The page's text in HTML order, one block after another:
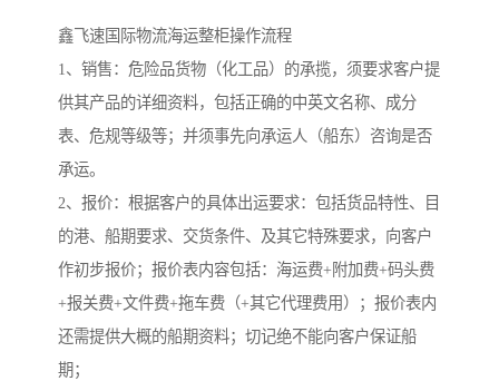
鑫飞速国际物流海运整柜操作流程
1、销售：危险品货物（化工品）的承揽，须要求客户提
供其产品的详细资料，包括正确的中英文名称、成分
表、危规等级等；并须事先向承运人（船东）咨询是否
承运。
2、报价：根据客户的具体出运要求：包括货品特性、目
的港、船期要求、交货条件、及其它特殊要求，向客户
作初步报价；报价表内容包括：海运费+附加费+码头费
+报关费+文件费+拖车费（+其它代理费用）；报价表内
还需提供大概的船期资料；切记绝不能向客户保证船
期；